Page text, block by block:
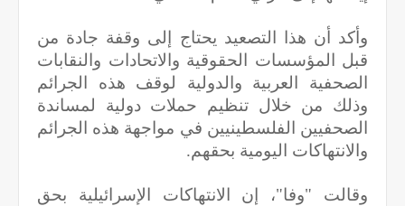
وأكد أن هذا التصعيد يحتاج إلى وقفة جادة من
قبل المؤسسات الحقوقية والاتحادات والنقابات
الصحفية العربية والدولية لوقف هذه الجرائم
وذلك من خلال تنظيم حملات دولية لمساندة
الصحفيين الفلسطينيين في مواجهة هذه الجرائم
والانتهاكات اليومية بحقهم.
وقالت "وفا"، إن الانتهاكات الإسرائيلية بحق